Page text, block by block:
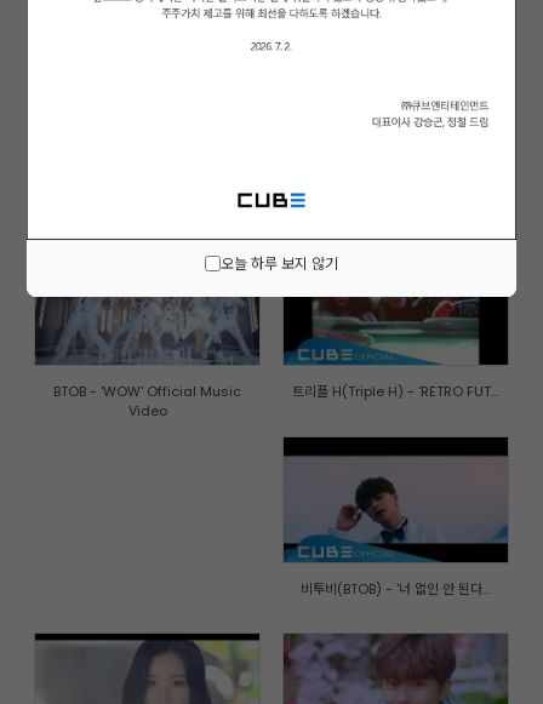
오늘 하루 보지 않기
(여자)아이들((G)I-DLE) - '한(一... 비투비-블루(BTOB-BLUE) - '비가 ...
BTOB - 'WOW' Official Music
Video
트리플 H(Triple H) - 'RETRO FUT...
비투비(BTOB) - '너 없인 안 된다...